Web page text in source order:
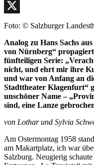
Facebook
X
Foto: © Salzburger
Analog zu Hans Sachs
von Nürnberg“
fünfteiligen Serie:
nicht, und ehrt mir ihre
und war von Anfang an
Stadttheater Klagenfurt“
unschöner Name –
sind, eine Lanze
von Lothar und Sylvia
Am Ostermontag 1958
am Makartplatz, ich war
Salzburg. Neugierig